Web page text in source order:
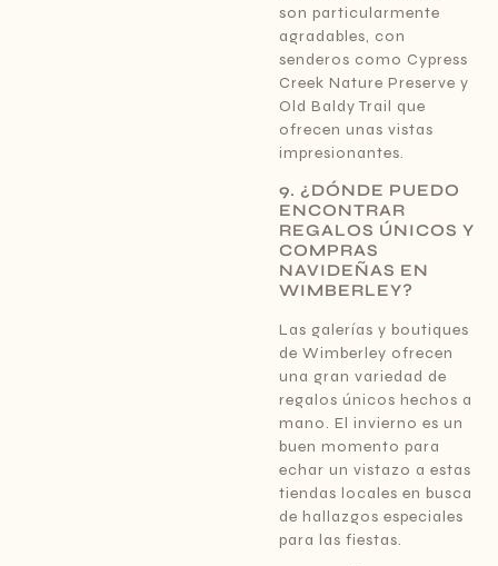
son particularmente
agradables, con
senderos como Cypress
Creek Nature Preserve y
Old Baldy Trail que
ofrecen unas vistas
impresionantes.
9. ¿DÓNDE PUEDO
ENCONTRAR
REGALOS ÚNICOS Y
COMPRAS
NAVIDEÑAS EN
WIMBERLEY?
Las galerías y boutiques
de Wimberley ofrecen
una gran variedad de
regalos únicos hechos a
mano. El invierno es un
buen momento para
echar un vistazo a estas
tiendas locales en busca
de hallazgos especiales
para las fiestas.